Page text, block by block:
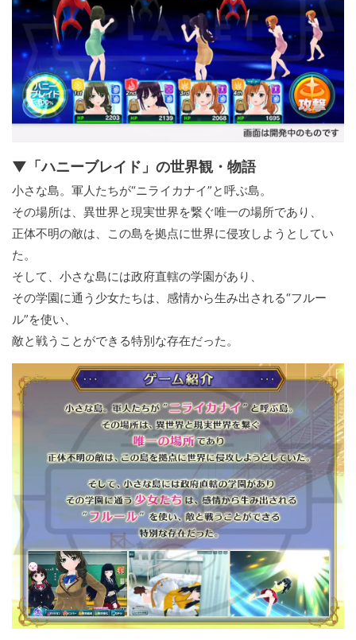
▼「ハニーブレイド」の世界観・物語
小さな島。軍人たちが“ニライカナイ”と呼ぶ島。
その場所は、異世界と現実世界を繋ぐ唯一の場所であり、
正体不明の敵は、この島を拠点に世界に侵攻しようとしてい
た。
そして、小さな島には政府直轄の学園があり、
その学園に通う少女たちは、感情から生み出される“フルー
ル”を使い、
敵と戦うことができる特別な存在だった。